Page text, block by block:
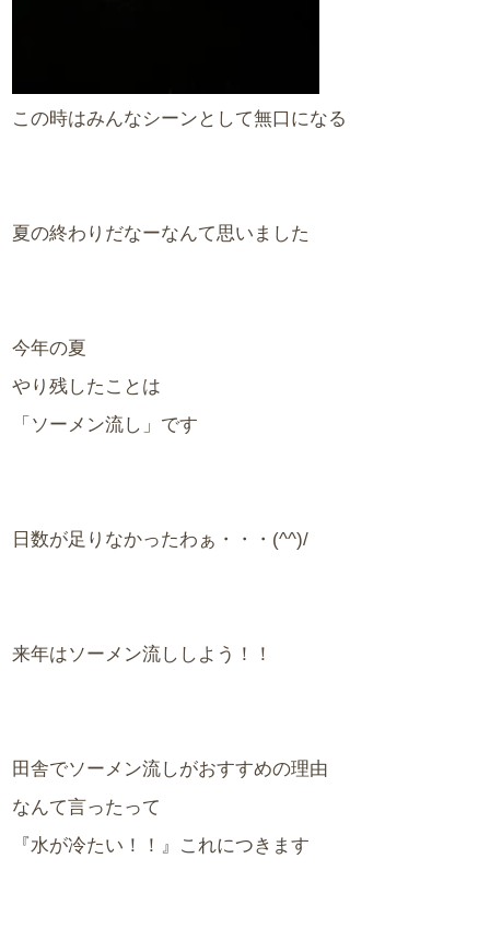
この時はみんなシーンとして無口になる
夏の終わりだなーなんて思いました
今年の夏
やり残したことは
「ソーメン流し」です
日数が足りなかったわぁ・・・(^^)/
来年はソーメン流ししよう！！
田舎でソーメン流しがおすすめの理由
なんて言ったって
『水が冷たい！！』これにつきます